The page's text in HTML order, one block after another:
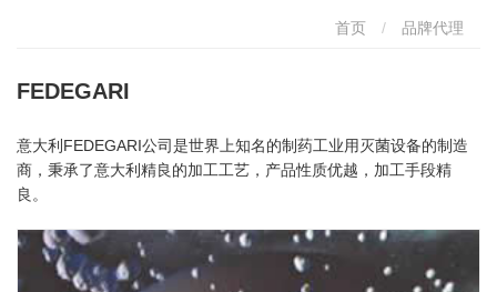
首页 品牌代理
FEDEGARI
意大利FEDEGARI公司是世界上知名的制药工业用灭菌设备的制造
商，秉承了意大利精良的加工工艺，产品性质优越，加工手段精
良。